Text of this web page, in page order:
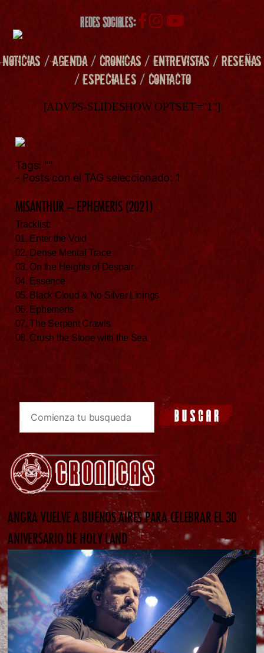
REDES SOCIALES:
NOTICIAS /AGENDA/ CRONICAS/ENTREVISTAS/RESEÑAS
/ESPECIALES/ CONTACTO
[ADVPS-SLIDESHOW OPTSET="1"]
Tags: ""
- Posts con el TAG seleccionado: 1
MISANTHUR – EPHEMERIS (2021)
Tracklist:
01. Enter the Void
02. Dense Mental Trace
03. On the Heights of Despair
04. Essence
05. Black Cloud & No Silver Linings
06. Ephemeris
07. The Serpent Crawls
08. Crush the Stone with the Sea
ANGRA VUELVE A BUENOS AIRES PARA CELEBRAR EL 30
ANIVERSARIO DE HOLY LAND